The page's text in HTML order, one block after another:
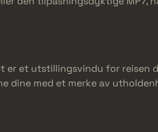
er et utstillingsvindu for reisen
dine med et merke av